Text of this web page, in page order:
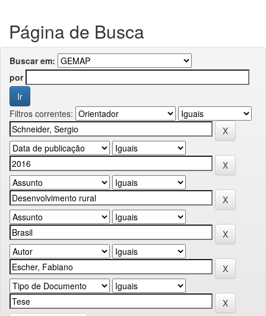
Página de Busca
Buscar em:
por
Filtros correntes: